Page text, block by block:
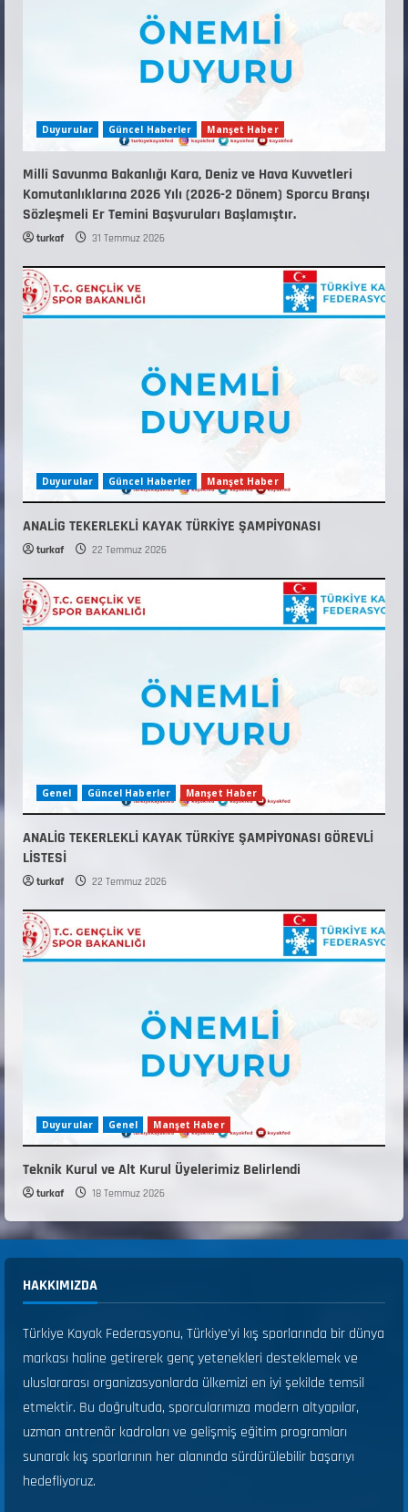
Duyurular Güncel Haberler Manşet Haber
Millî Savunma Bakanlığı Kara, Deniz ve Hava Kuvvetleri
Komutanlıklarına 2026 Yılı (2026-2 Dönem) Sporcu Branşı
Sözleşmeli Er Temini Başvuruları Başlamıştır.
turkaf 31 Temmuz 2026
Duyurular Güncel Haberler Manşet Haber
ANALİG TEKERLEKLİ KAYAK TÜRKİYE ŞAMPİYONASI
turkaf 22 Temmuz 2026
Genel Güncel Haberler Manşet Haber
ANALİG TEKERLEKLİ KAYAK TÜRKİYE ŞAMPİYONASI GÖREVLİ
LİSTESİ
turkaf 22 Temmuz 2026
Duyurular Genel Manşet Haber
Teknik Kurul ve Alt Kurul Üyelerimiz Belirlendi
turkaf 18 Temmuz 2026
HAKKIMIZDA
Türkiye Kayak Federasyonu, Türkiye’yi kış sporlarında bir dünya
markası haline getirerek genç yetenekleri desteklemek ve
uluslararası organizasyonlarda ülkemizi en iyi şekilde temsil
etmektir. Bu doğrultuda, sporcularımıza modern altyapılar,
uzman antrenör kadroları ve gelişmiş eğitim programları
sunarak kış sporlarının her alanında sürdürülebilir başarıyı
hedefliyoruz.